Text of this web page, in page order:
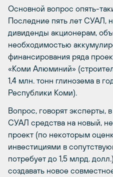
Основной вопрос опять-
Последние пять лет СУАЛ,
дивиденды акционерам,
необходимостью
финансирования ряда
«Коми Алюминий»
1,4 млн. тонн глинозема в
Республики Коми).
Вопрос, говорят эксперты,
СУАЛ средства на новый,
проект (по некоторым
инвестициями в
потребует до 1,5 млрд.
создавать новое